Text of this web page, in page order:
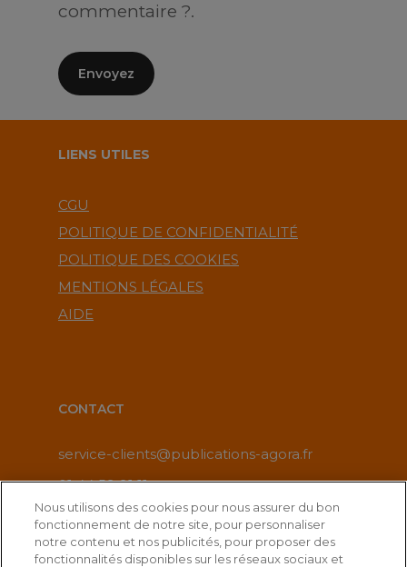
commentaire ?.
LIENS UTILES
CGU
POLITIQUE DE CONFIDENTIALITÉ
POLITIQUE DES COOKIES
MENTIONS LÉGALES
AIDE
CONTACT
service-clients@publications-agora.fr
01 44 59 91 11
Du Lundi au Vendredi, 9h-13h et 14h-17h
136 Rue Saint-Denis 75002 PARIS
Nous utilisons des cookies pour nous assurer du bon
fonctionnement de notre site, pour personnaliser
notre contenu et nos publicités, pour proposer des
fonctionnalités disponibles sur les réseaux sociaux et